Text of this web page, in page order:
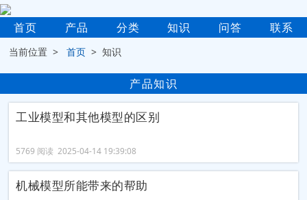
首页 产品 分类 知识 问答 联系
当前位置 >首页 > 知识
产品知识
工业模型和其他模型的区别
5769 阅读 2025-04-14 19:39:08
机械模型所能带来的帮助